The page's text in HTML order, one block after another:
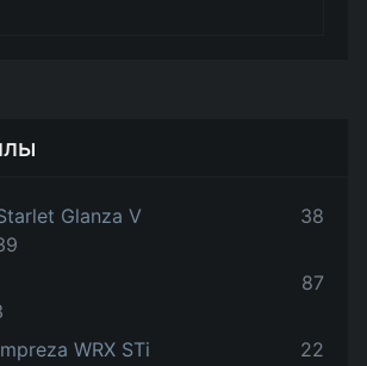
Glanza V
38
87
WRX STi
22